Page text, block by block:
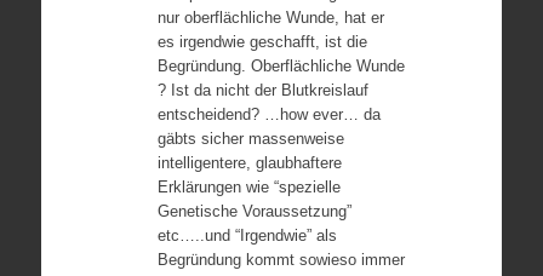
nur oberflächliche Wunde, hat er
es irgendwie geschafft, ist die
Begründung. Oberflächliche Wunde
? Ist da nicht der Blutkreislauf
entscheidend? …how ever… da
gäbts sicher massenweise
intelligentere, glaubhaftere
Erklärungen wie “spezielle
Genetische Voraussetzung”
etc…..und “Irgendwie” als
Begründung kommt sowieso immer